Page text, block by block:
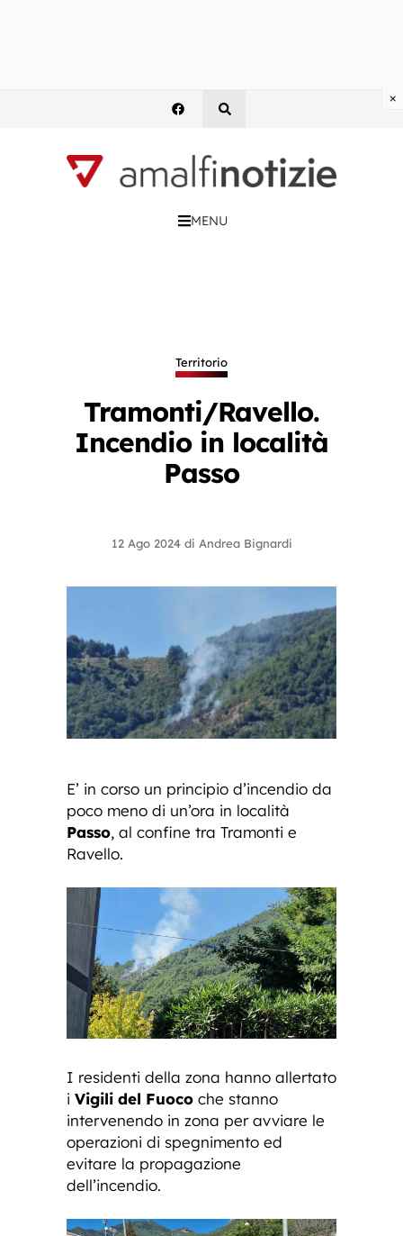
MENU
Territorio
Tramonti/Ravello.
Incendio in località
Passo
12 Ago 2024 di Andrea Bignardi
E’ in corso un principio d’incendio da
poco meno di un’ora in località
Passo, al confine tra Tramonti e
Ravello.
I residenti della zona hanno allertato
i Vigili del Fuoco che stanno
intervenendo in zona per avviare le
operazioni di spegnimento ed
evitare la propagazione
dell’incendio.
×